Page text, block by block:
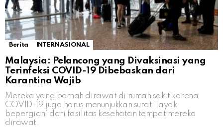
Berita INTERNASIONAL
Malaysia: Pelancong yang Divaksinasi yang
Terinfeksi COVID-19 Dibebaskan dari
Karantina Wajib
Mereka yang pernah dirawat di rumah sakit karena
COVID-19 juga harus menunjukkan surat ‘layak
bepergian’ dari fasilitas kesehatan tempat mereka
dirawat.